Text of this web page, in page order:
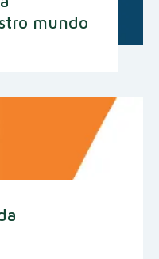
mundo